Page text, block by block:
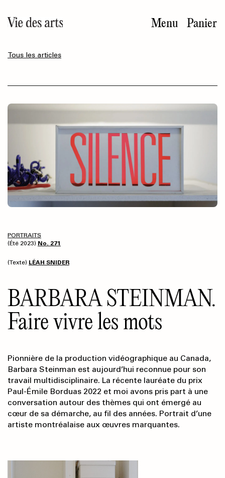
au
contenu
Menu Panier
Tous les articles
PORTRAITS
(Été 2023) No. 271
(Texte) LÉAH SNIDER
BARBARA STEINMAN.
Faire vivre les mots
Pionnière de la production vidéographique au Canada,
Barbara Steinman est aujourd’hui reconnue pour son
travail multidisciplinaire. La récente lauréate du prix
Paul-Émile Borduas 2022 et moi avons pris part à une
conversation autour des thèmes qui ont émergé au
cœur de sa démarche, au fil des années. Portrait d’une
artiste montréalaise aux œuvres marquantes.